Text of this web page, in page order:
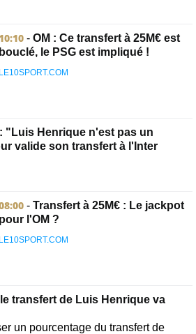
10:10 - OM : Ce transfert à 25M€ est
bouclé, le PSG est impliqué !
LE10SPORT.COM
: "Luis Henrique n'est pas un
valide son transfert à l'Inter
- Transfert à 25M€ : Le jackpot
pour l'OM ?
LE10SPORT.COM
transfert de Luis Henrique va
un pourcentage du transfert de